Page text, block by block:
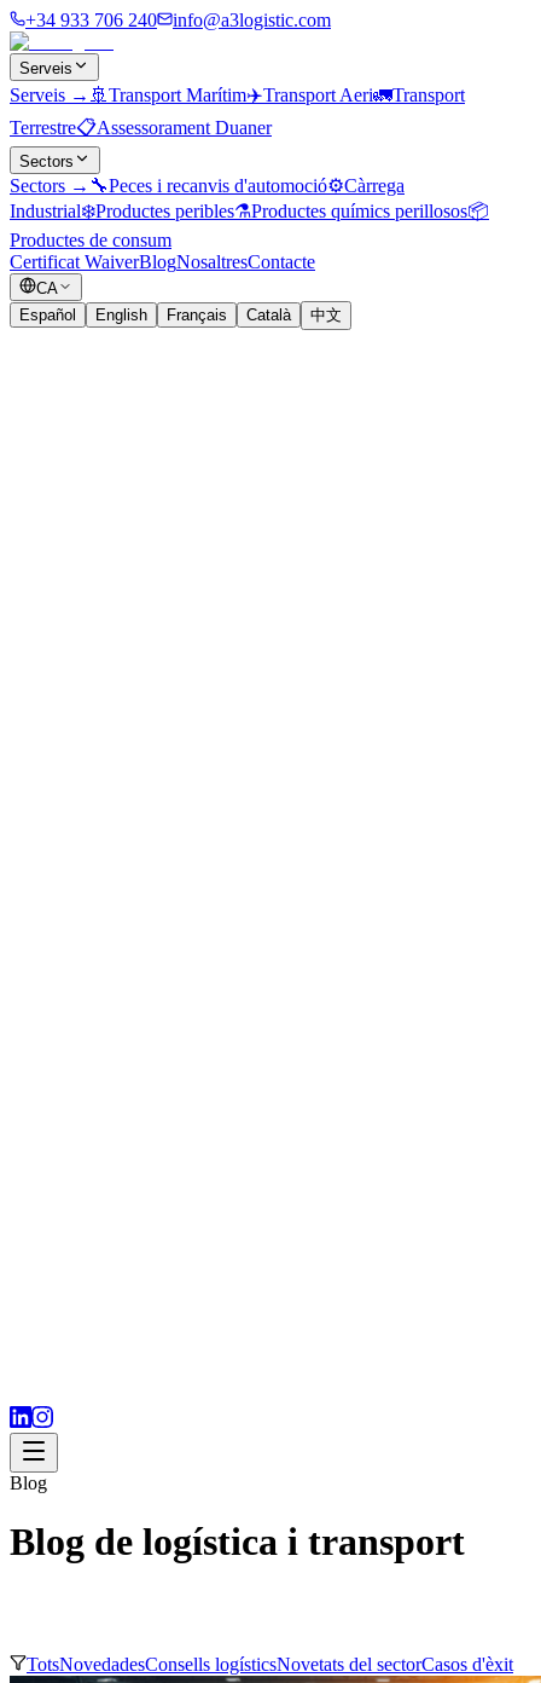
+34 933 706 240 info@a3logistic.com
Serveis
Serveis → 🚢 Transport Marítim✈️Transport Aeri🚛Transport
Terrestre📋Assessorament Duaner
Sectors
Sectors → 🔧Peces i recanvis d'automoció⚙️Càrrega
Industrial❄️Productes peribles⚗️Productes químics perillosos📦
Productes de consum
Certificat WaiverBlogNosaltresContacte
CA
Español
English Français Català 中文
Blog
Blog de logística i transport
TotsNovedadesConsells logísticsNovetats del sectorCasos d'èxit